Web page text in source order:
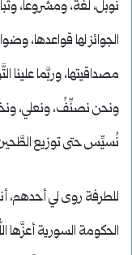
نوبل، لغة، ومشروعا،
الجوائز لها قواعدها،
مصداقيتها، وربَّما
ونحن نصنِّفُ، ونعلي،
نُسيِّس حتى توزيع
للطرفة روى لي أحدهم،
الحكومة السورية أعزَّها